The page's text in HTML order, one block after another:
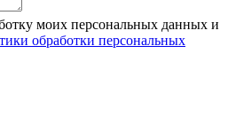
моих персональных данных и
обработки персональных